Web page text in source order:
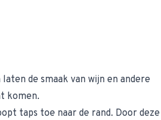
de smaak van wijn en andere
komen.
taps toe naar de rand. Door deze